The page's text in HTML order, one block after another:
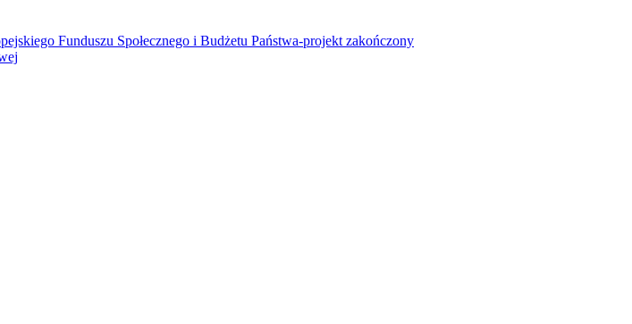
Funduszu Społecznego i Budżetu Państwa-projekt zakończony